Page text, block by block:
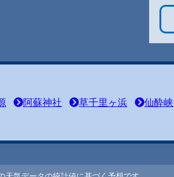
阿蘇神社 草千里ヶ浜 仙酔峡